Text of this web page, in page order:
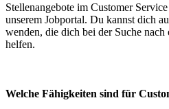
Stellenangebote im Customer
unserem Jobportal. Du kannst dich
wenden, die dich bei der Suche
helfen.
Welche Fähigkeiten sind für